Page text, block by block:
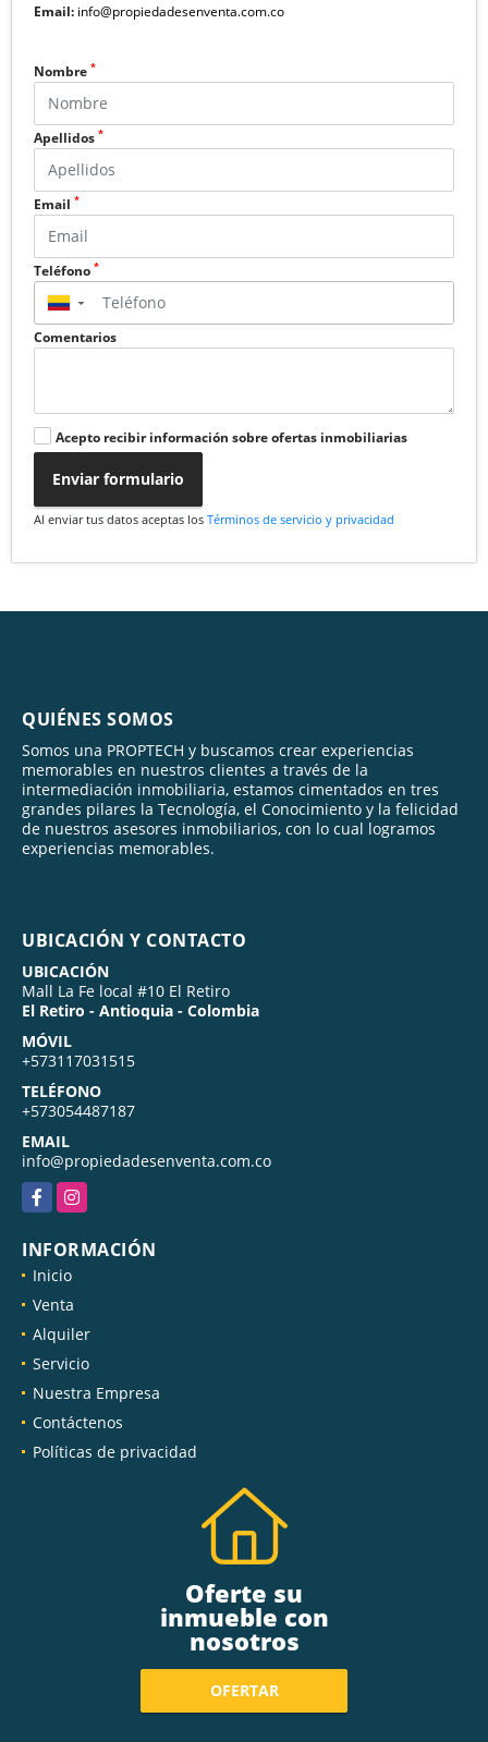
Email: info@propiedadesenventa.com.co
Nombre *
Apellidos *
Email *
Teléfono *
▼
Comentarios
Acepto recibir información sobre ofertas inmobiliarias
Enviar formulario
Al enviar tus datos aceptas los Términos de servicio y privacidad
QUIÉNES SOMOS
Somos una PROPTECH y buscamos crear experiencias
memorables en nuestros clientes a través de la
intermediación inmobiliaria, estamos cimentados en tres
grandes pilares la Tecnología, el Conocimiento y la felicidad
de nuestros asesores inmobiliarios, con lo cual logramos
experiencias memorables.
UBICACIÓN Y CONTACTO
UBICACIÓN
Mall La Fe local #10 El Retiro
El Retiro - Antioquia - Colombia
MÓVIL
+573117031515
TELÉFONO
+573054487187
EMAIL
info@propiedadesenventa.com.co
FacebookInstagram
INFORMACIÓN
Inicio
Venta
Alquiler
Servicio
Nuestra Empresa
Contáctenos
Políticas de privacidad
Oferte su
inmueble con
nosotros
OFERTAR